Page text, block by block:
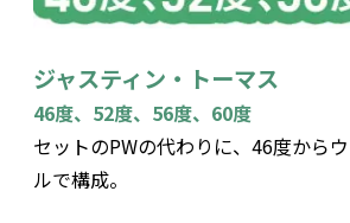
ジャスティン・トーマス
46度、52度、56度、60度
セットのPWの代わりに、46度から
ルで構成。